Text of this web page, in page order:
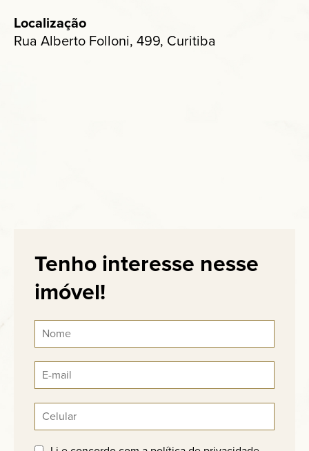
Localização
Rua Alberto Folloni, 499, Curitiba
Tenho interesse nesse
imóvel!